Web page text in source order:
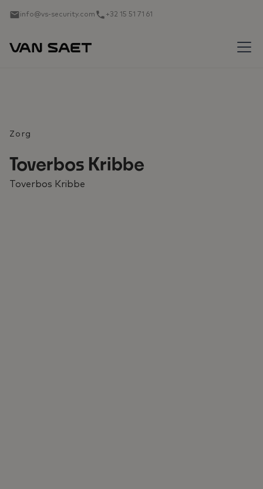
info@vs-security.com +32 15 51 71 61
Zorg
Toverbos Kribbe
Toverbos Kribbe